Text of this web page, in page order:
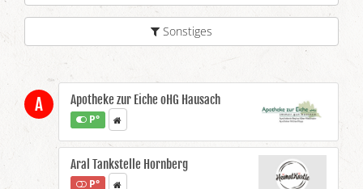
Sonstiges
A Apotheke zur Eiche oHG Hausach
P°
Aral Tankstelle Hornberg
P°